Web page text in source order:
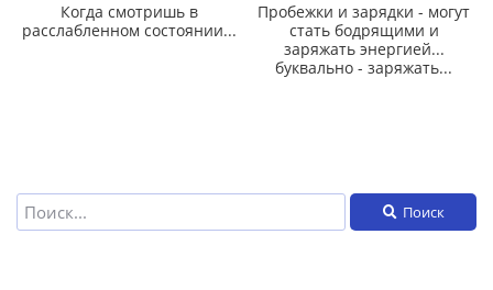
Когда смотришь в
расслабленном состоянии...
Пробежки и зарядки - могут
стать бодрящими и
заряжать энергией...
буквально - заряжать...
Поиск